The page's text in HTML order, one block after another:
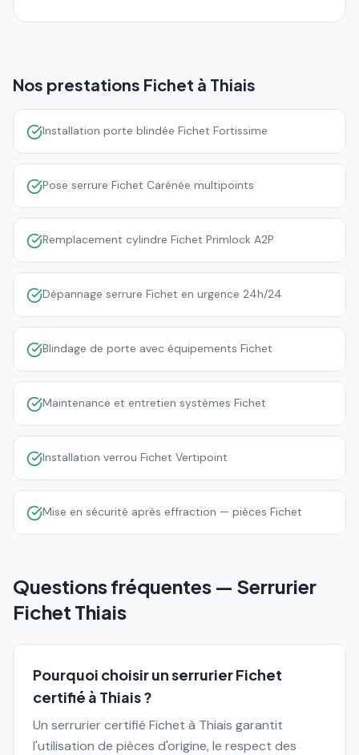
Nos prestations Fichet à Thiais
Installation porte blindée Fichet Fortissime
Pose serrure Fichet Carénée multipoints
Remplacement cylindre Fichet Primlock A2P
Dépannage serrure Fichet en urgence 24h/24
Blindage de porte avec équipements Fichet
Maintenance et entretien systèmes Fichet
Installation verrou Fichet Vertipoint
Mise en sécurité après effraction — pièces Fichet
Questions fréquentes — Serrurier
Fichet Thiais
Pourquoi choisir un serrurier Fichet
certifié à Thiais ?
Un serrurier certifié Fichet à Thiais garantit
l'utilisation de pièces d'origine, le respect des